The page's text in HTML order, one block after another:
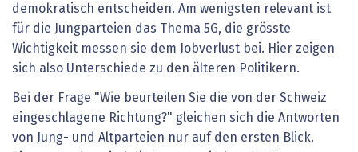
demokratisch entscheiden. Am wenigsten relevant ist
für die Jungparteien das Thema 5G, die grösste
Wichtigkeit messen sie dem Jobverlust bei. Hier zeigen
sich also Unterschiede zu den älteren Politikern.
Bei der Frage "Wie beurteilen Sie die von der Schweiz
eingeschlagene Richtung?" gleichen sich die Antworten
von Jung- und Altparteien nur auf den ersten Blick.